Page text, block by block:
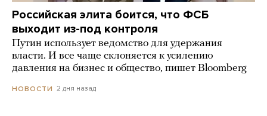
Российская элита боится, что ФСБ
выходит из-под контроля
Путин использует ведомство для удержания
власти. И все чаще склоняется к усилению
давления на бизнес и общество, пишет Bloomberg
НОВОСТИ 2 дня назад